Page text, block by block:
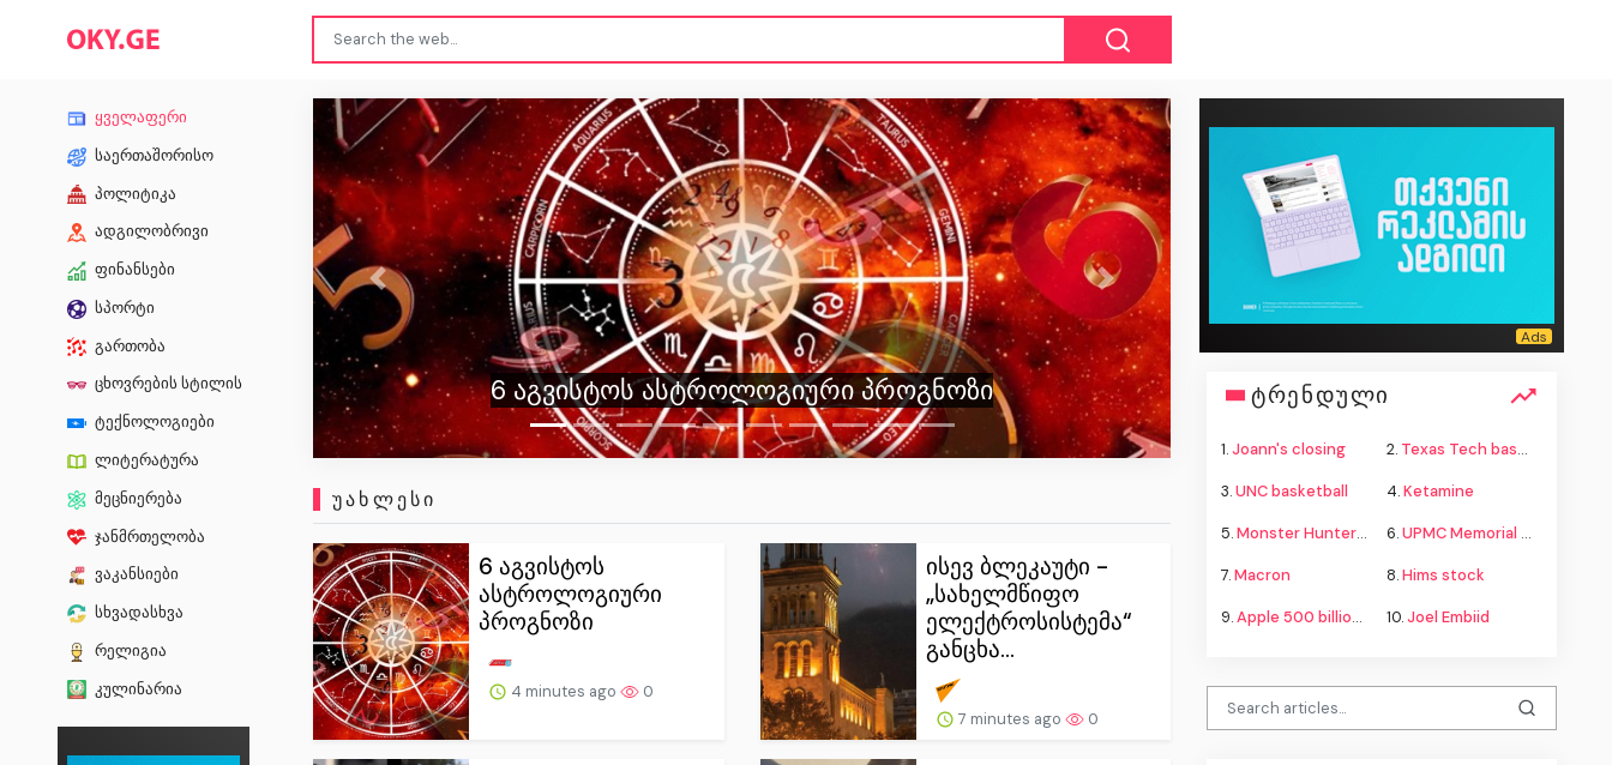
ყველაფერი
საერთაშორისო
პოლიტიკა
ადგილობრივი
ფინანსები
სპორტი
გართობა
ცხოვრების სტილის
ტექნოლოგიები
ლიტერატურა
მეცნიერება
ჯანმრთელობა
ვაკანსიები
სხვადასხვა
რელიგია
კულინარია
6 აგვისტოს ასტროლოგიური პროგნოზი
ისევ ბლეკაუტი
ელექტროსისტემა“
Previous Next
ᲣᲐᲮᲚᲔᲡᲘ
6 აგვისტოს
ასტროლოგიური
პროგნოზი
4 minutes ago 0
ისევ ბლეკაუტი -
„სახელმწიფო
ელექტროსისტემა“
განცხა...
7 minutes ago 0
ტრენდული
1.Joann's closing 2. Texas Tech basketball
3.UNC basketball 4.Ketamine
5.Monster Hunter Wilds 6.UPMC Memorial shooting
7.Macron 8.Hims stock
9.Apple 500 billion investment 10.Joel Embiid